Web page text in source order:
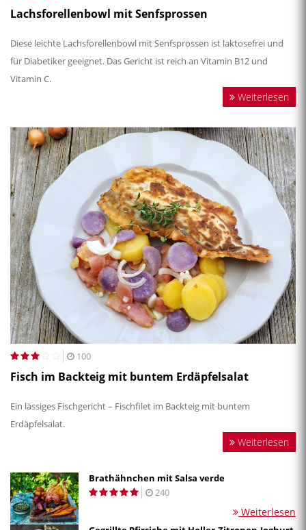
Lachsforellenbowl mit Senfsprossen
Diese leichte Lachsforellenbowl mit Senfsprossen ist laktosefrei und
für Diabetiker geeignet. Das Gericht ist reich an Vitamin B12 und
Vitamin C.
Weiterlesen
100
Fisch im Backteig mit buntem Erdäpfelsalat
Ein lässiges Fischgericht – Fischfilet im Backteig mit buntem
Erdäpfelsalat.
Weiterlesen
Brathähnchen mit Salsa verde
240
Weiterlesen